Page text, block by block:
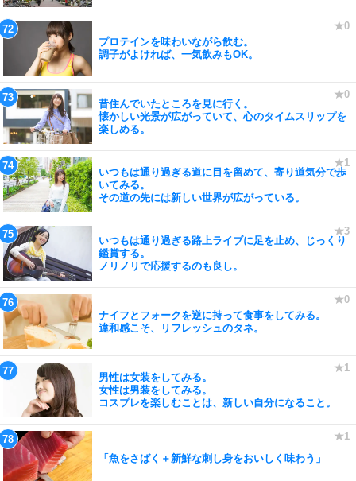
プロテインを味わいながら飲む。
調子がよければ、一気飲みもOK。
昔住んでいたところを見に行く。
懐かしい光景が広がっていて、心のタイムスリップを
楽しめる。
いつもは通り過ぎる道に目を留めて、寄り道気分で歩
いてみる。
その道の先には新しい世界が広がっている。
いつもは通り過ぎる路上ライブに足を止め、じっくり
鑑賞する。
ノリノリで応援するのも良し。
ナイフとフォークを逆に持って食事をしてみる。
違和感こそ、リフレッシュのタネ。
男性は女装をしてみる。
女性は男装をしてみる。
コスプレを楽しむことは、新しい自分になること。
「魚をさばく＋新鮮な刺し身をおいしく味わう」